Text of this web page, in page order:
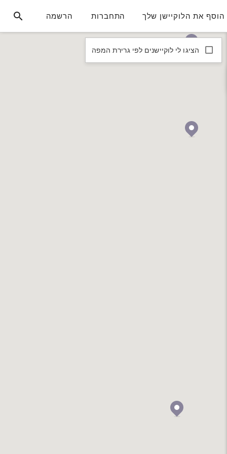
הוסף את הלוקיישן שלך התחברות הרשמה
הציגו לי לוקיישנים לפי גרירת המפה